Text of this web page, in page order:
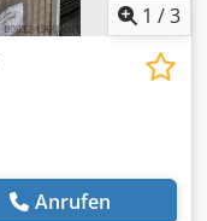
1 /3
Anrufen